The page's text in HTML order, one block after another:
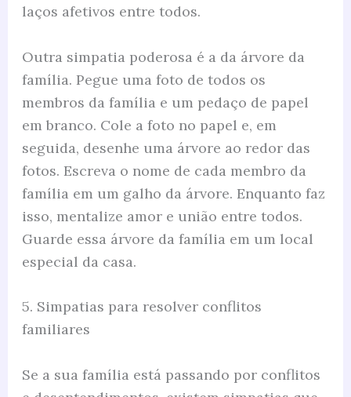
laços afetivos entre todos.
Outra simpatia poderosa é a da árvore da
família. Pegue uma foto de todos os
membros da família e um pedaço de papel
em branco. Cole a foto no papel e, em
seguida, desenhe uma árvore ao redor das
fotos. Escreva o nome de cada membro da
família em um galho da árvore. Enquanto faz
isso, mentalize amor e união entre todos.
Guarde essa árvore da família em um local
especial da casa.
5. Simpatias para resolver conflitos
familiares
Se a sua família está passando por conflitos